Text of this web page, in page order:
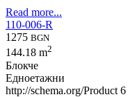
Read more...
110-006-R
1275 BGN
144.18 m2
Блокче
Едноетажни
http://schema.org/Product 6